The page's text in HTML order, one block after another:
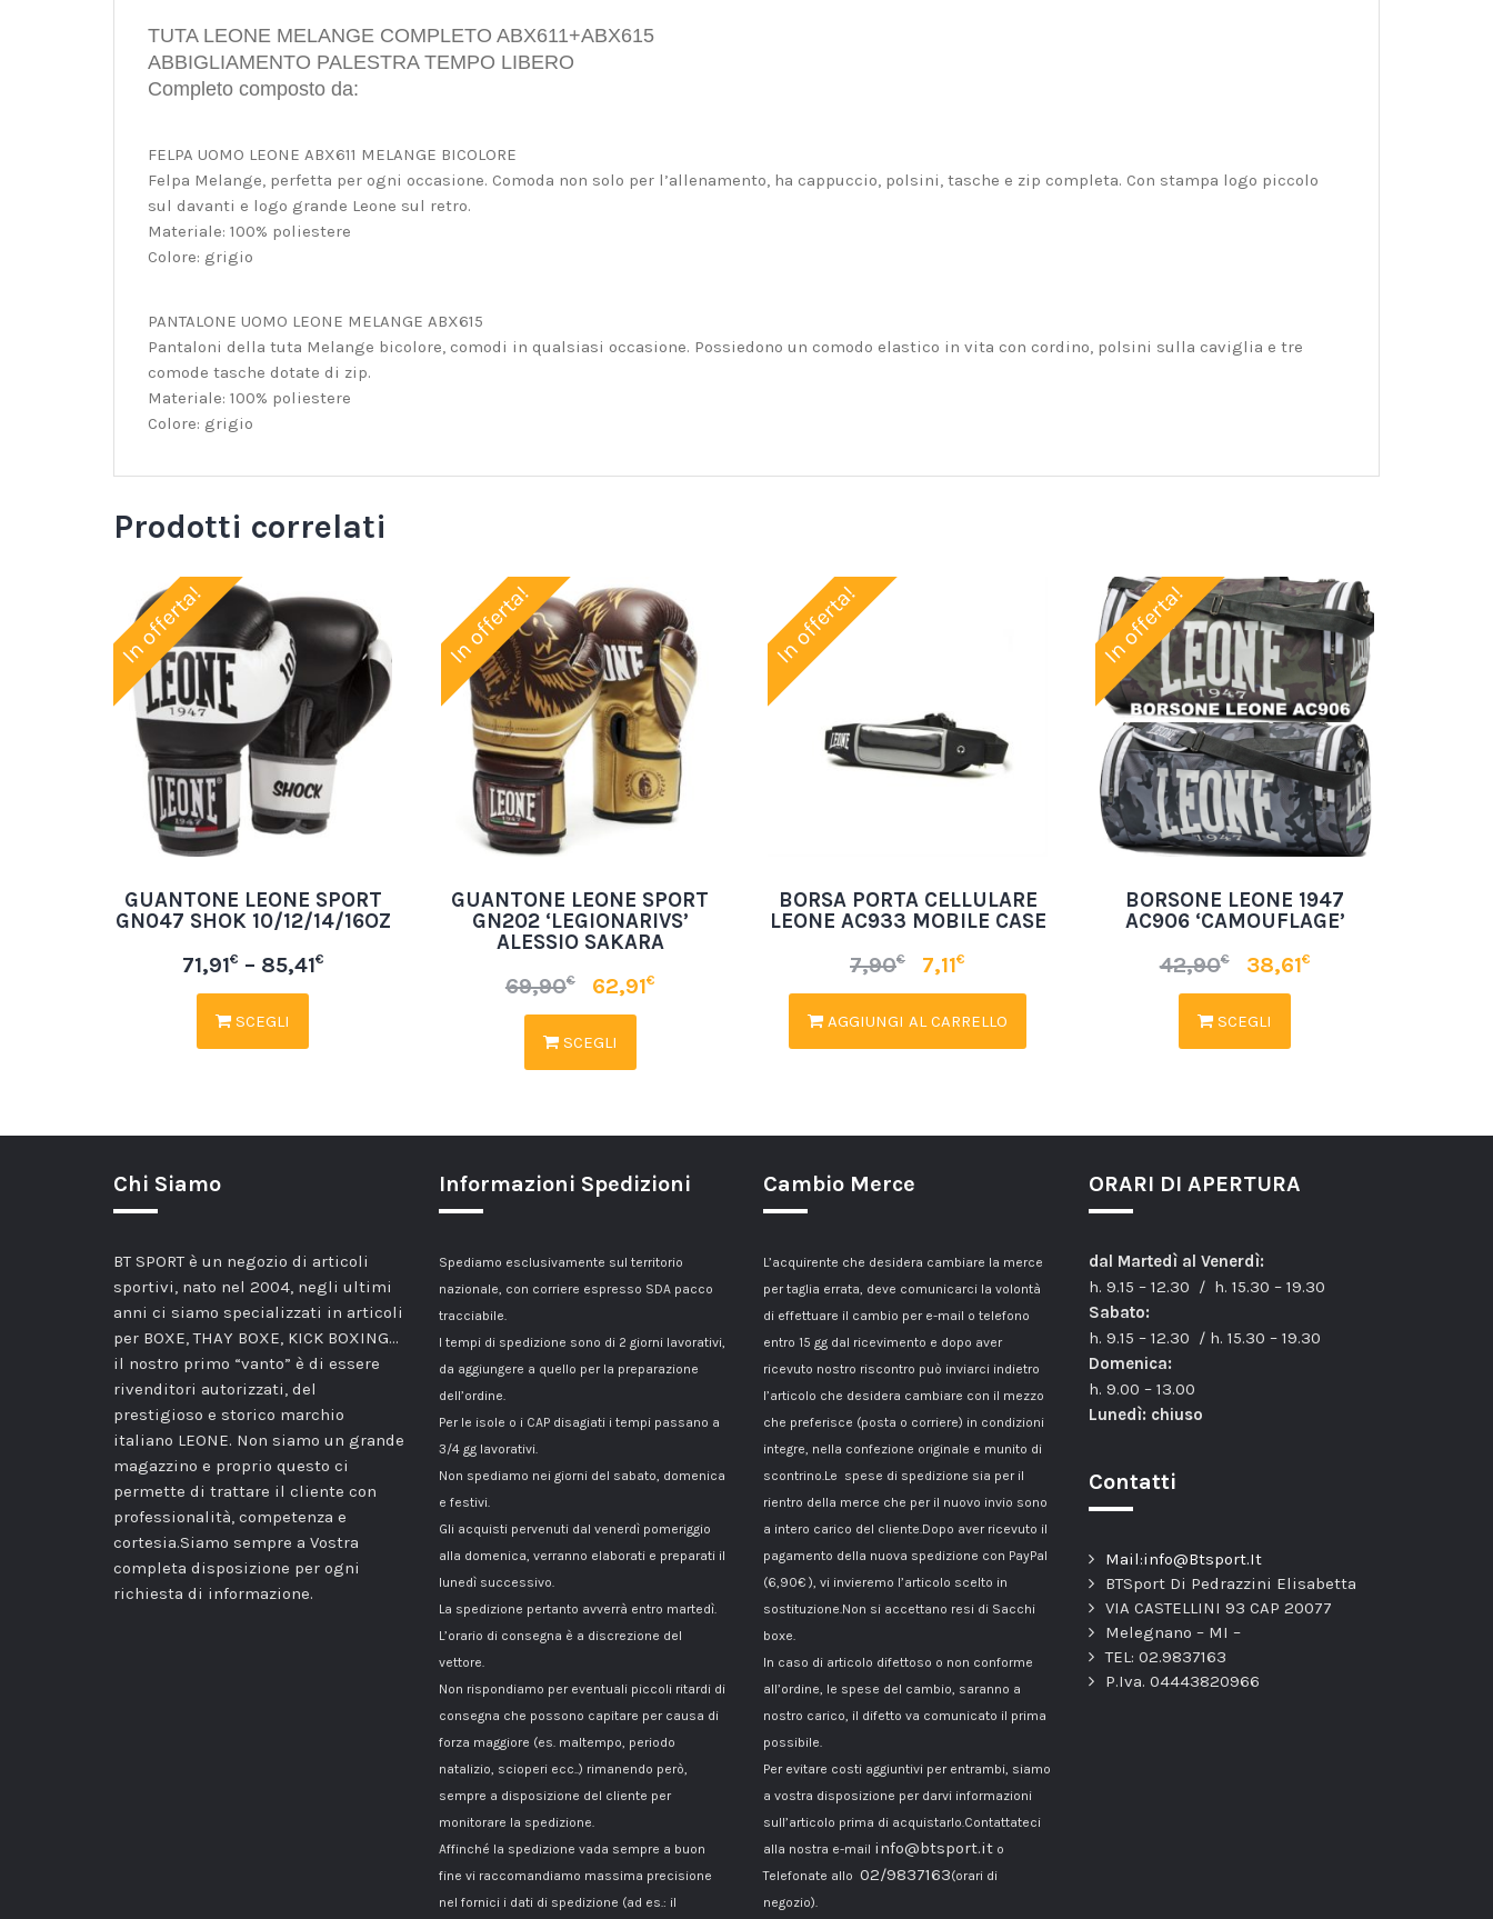
TUTA LEONE MELANGE COMPLETO ABX611+ABX615
ABBIGLIAMENTO PALESTRA TEMPO LIBERO
Completo composto da:
FELPA UOMO LEONE ABX611 MELANGE BICOLORE
Felpa Melange, perfetta per ogni occasione. Comoda non solo per l’allenamento, ha cappuccio, polsini, tasche e zip completa. Con stampa logo piccolo
sul davanti e logo grande Leone sul retro.
Materiale: 100% poliestere
Colore: grigio
PANTALONE UOMO LEONE MELANGE ABX615
Pantaloni della tuta Melange bicolore, comodi in qualsiasi occasione. Possiedono un comodo elastico in vita con cordino, polsini sulla caviglia e tre
comode tasche dotate di zip.
Materiale: 100% poliestere
Colore: grigio
Prodotti correlati
In offerta!
GUANTONE LEONE SPORT
GN047 SHOK 10/12/14/16OZ
71,91€ – 85,41€
SCEGLI
In offerta!
GUANTONE LEONE SPORT
GN202 ‘LEGIONARIVS’
ALESSIO SAKARA
69,90€ 62,91€
SCEGLI
In offerta!
BORSA PORTA CELLULARE
LEONE AC933 MOBILE CASE
7,90€ 7,11€
AGGIUNGI AL CARRELLO
In offerta!
BORSONE LEONE 1947
AC906 ‘CAMOUFLAGE’
42,90€ 38,61€
SCEGLI
Chi Siamo
BT SPORT è un negozio di articoli
sportivi, nato nel 2004, negli ultimi
anni ci siamo specializzati in articoli
per BOXE, THAY BOXE, KICK BOXING…
il nostro primo “vanto” è di essere
rivenditori autorizzati, del
prestigioso e storico marchio
italiano LEONE. Non siamo un grande
magazzino e proprio questo ci
permette di trattare il cliente con
professionalità, competenza e
cortesia.Siamo sempre a Vostra
completa disposizione per ogni
richiesta di informazione.
Informazioni Spedizioni
Spediamo esclusivamente sul territorio
nazionale, con corriere espresso SDA pacco
tracciabile.
I tempi di spedizione sono di 2 giorni lavorativi,
da aggiungere a quello per la preparazione
dell’ordine.
Per le isole o i CAP disagiati i tempi passano a
3/4 gg lavorativi.
Non spediamo nei giorni del sabato, domenica
e festivi.
Gli acquisti pervenuti dal venerdì pomeriggio
alla domenica, verranno elaborati e preparati il
lunedì successivo.
La spedizione pertanto avverrà entro martedì.
L’orario di consegna è a discrezione del
vettore.
Non rispondiamo per eventuali piccoli ritardi di
consegna che possono capitare per causa di
forza maggiore (es. maltempo, periodo
natalizio, scioperi ecc..) rimanendo però,
sempre a disposizione del cliente per
monitorare la spedizione.
Affinché la spedizione vada sempre a buon
fine vi raccomandiamo massima precisione
nel fornici i dati di spedizione (ad es.: il
Cambio Merce
L’acquirente che desidera cambiare la merce
per taglia errata, deve comunicarci la volontà
di effettuare il cambio per e-mail o telefono
entro 15 gg dal ricevimento e dopo aver
ricevuto nostro riscontro può inviarci indietro
l’articolo che desidera cambiare con il mezzo
che preferisce (posta o corriere) in condizioni
integre, nella confezione originale e munito di
scontrino.Le spese di spedizione sia per il
rientro della merce che per il nuovo invio sono
a intero carico del cliente.Dopo aver ricevuto il
pagamento della nuova spedizione con PayPal
(6,90€ ), vi invieremo l’articolo scelto in
sostituzione.Non si accettano resi di Sacchi
boxe.
In caso di articolo difettoso o non conforme
all’ordine, le spese del cambio, saranno a
nostro carico, il difetto va comunicato il prima
possibile.
Per evitare costi aggiuntivi per entrambi, siamo
a vostra disposizione per darvi informazioni
sull’articolo prima di acquistarlo.Contattateci
alla nostra e-mail info@btsport.it o
Telefonate allo 02/9837163(orari di
negozio).
ORARI DI APERTURA
dal Martedì al Venerdì:
h. 9.15 – 12.30 / h. 15.30 – 19.30
Sabato:
h. 9.15 – 12.30 / h. 15.30 – 19.30
Domenica:
h. 9.00 – 13.00
Lunedì: chiuso
Contatti
Mail:info@Btsport.It
BTSport Di Pedrazzini Elisabetta
VIA CASTELLINI 93 CAP 20077
Melegnano – MI –
TEL: 02.9837163
P.Iva. 04443820966